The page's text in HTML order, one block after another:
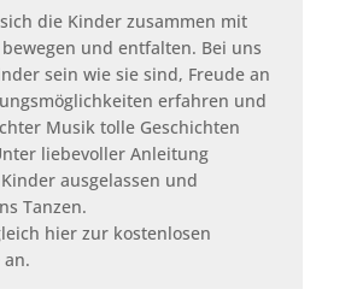
die Kinder zusammen mit
und entfalten. Bei uns
sein wie sie sind, Freude an
erfahren und
Musik tolle Geschichten
liebevoller Anleitung
ausgelassen und
Tanzen.
hier zur kostenlosen